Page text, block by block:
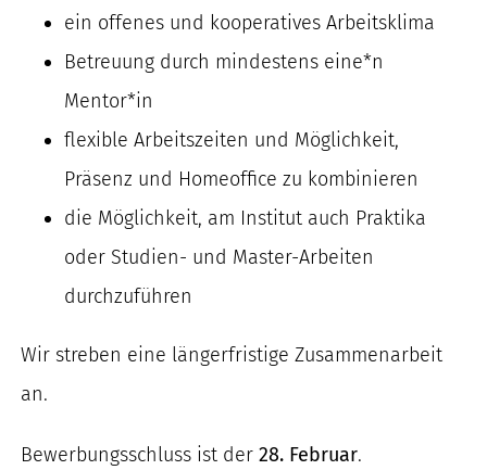
ein offenes und kooperatives Arbeitsklima
Betreuung durch mindestens eine*n
Mentor*in
flexible Arbeitszeiten und Möglichkeit,
Präsenz und Homeoffice zu kombinieren
die Möglichkeit, am Institut auch Praktika
oder Studien- und Master-Arbeiten
durchzuführen
Wir streben eine längerfristige Zusammenarbeit
an.
Bewerbungsschluss ist der28. Februar.